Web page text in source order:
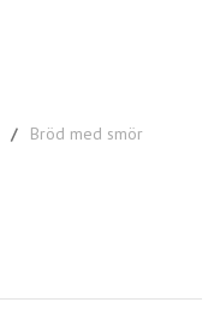
/ Bröd med smör